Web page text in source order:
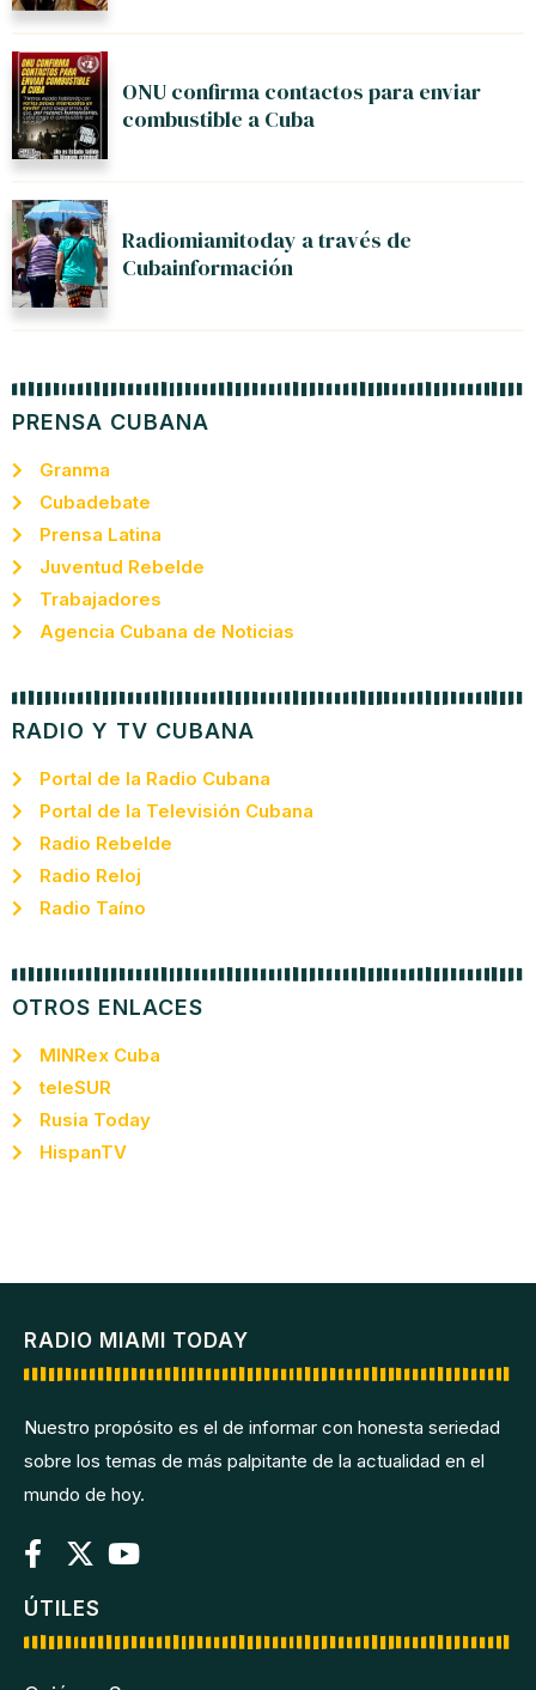
ONU confirma contactos para enviar
combustible a Cuba
Radiomiamitoday a través de
Cubainformación
PRENSA CUBANA
Granma
Cubadebate
Prensa Latina
Juventud Rebelde
Trabajadores
Agencia Cubana de Noticias
RADIO Y TV CUBANA
Portal de la Radio Cubana
Portal de la Televisión Cubana
Radio Rebelde
Radio Reloj
Radio Taíno
OTROS ENLACES
MINRex Cuba
teleSUR
Rusia Today
HispanTV
RADIO MIAMI TODAY
Nuestro propósito es el de informar con honesta seriedad
sobre los temas de más palpitante de la actualidad en el
mundo de hoy.
ÚTILES